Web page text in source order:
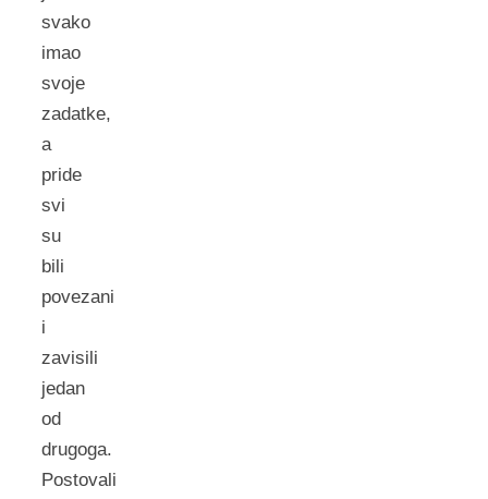
svako
imao
svoje
zadatke,
a
pride
svi
su
bili
povezani
i
zavisili
jedan
od
drugoga.
Postovali